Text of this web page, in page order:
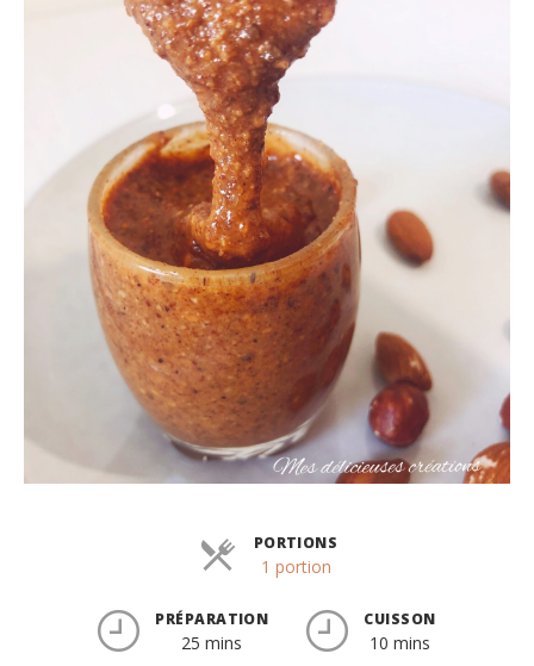
PORTIONS
1 portionParts
PRÉPARATION
25 mins
CUISSON
10 mins